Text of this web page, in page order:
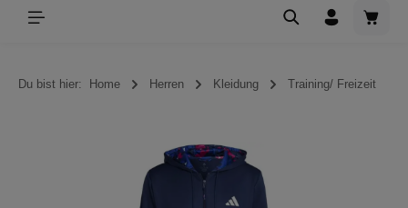
Du bist hier: Home Herren Kleidung Training/ Freizeit
Bildergalerie überspringen